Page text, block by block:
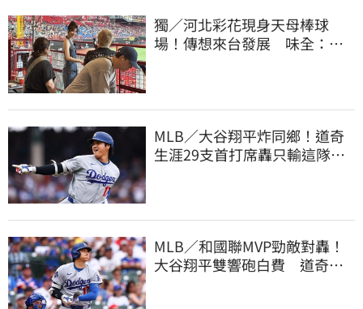
獨／河北彩花現身天母棒球
場！傳想來台發展 味全：歡
MLB／大谷翔平炸同鄉！道奇
生涯29支首打席轟只輸這隊
MLB／和國聯MVP勁敵對轟！
大谷翔平雙響砲白費 道奇連2